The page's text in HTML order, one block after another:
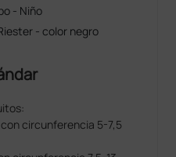
- Niño
- color negro
circunferencia 5-7,5